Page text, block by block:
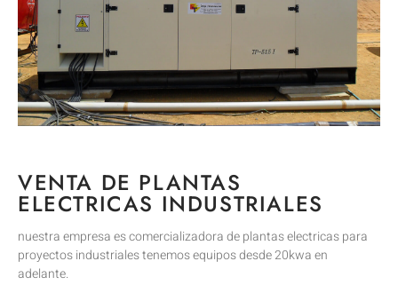
VENTA DE PLANTAS
ELECTRICAS INDUSTRIALES
nuestra empresa es comercializadora de plantas electricas para
proyectos industriales tenemos equipos desde 20kwa en
adelante.